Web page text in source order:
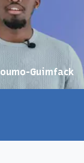
Guimfack